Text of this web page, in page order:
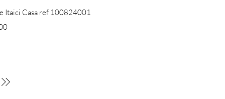
Visualização rápida
Itaici Casa ref 100824001